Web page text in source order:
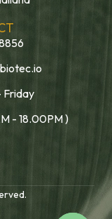
Friday
- 18.00PM )